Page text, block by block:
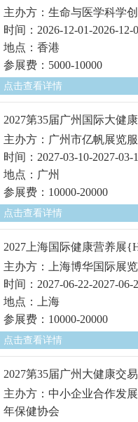
主办方：生命与医学科学
时间：2026-12-01-2026-12-
地点：香港
参展费：5000-10000
点击查看详情
2027第35届广州国际大健
主办方：广州市亿帆展览
时间：2027-03-10-2027-03-
地点：广州
参展费：10000-20000
点击查看详情
2027上海国际健康营养展
主办方：上海博华国际展
时间：2027-06-22-2027-06-
地点：上海
参展费：10000-20000
点击查看详情
2027第35届广州大健康交
主办方：中小企业合作发
年保健协会